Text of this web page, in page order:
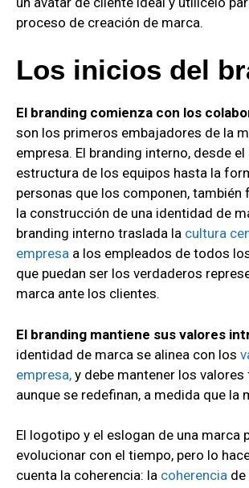
proceso de creación de marca.
Los inicios del
El branding comienza con los
son los primeros embajadores de la
empresa. El branding interno, desde
estructura de los equipos hasta la
personas que los componen, también
la construcción de una identidad de
branding interno traslada la cultura
empresa a los empleados de todos
que puedan ser los verdaderos
marca ante los clientes.
El branding mantiene sus valores
identidad de marca se alinea con los
empresa, y debe mantener los
aunque se redefinan, a medida que la
El logotipo y el eslogan de una marca
evolucionar con el tiempo, pero lo
cuenta la coherencia: la coherencia